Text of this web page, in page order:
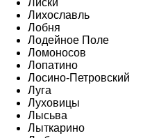
Лиски
Лихославль
Лобня
Лодейное Поле
Ломоносов
Лопатино
Лосино-Петровский
Луга
Луховицы
Лысьва
Лыткарино